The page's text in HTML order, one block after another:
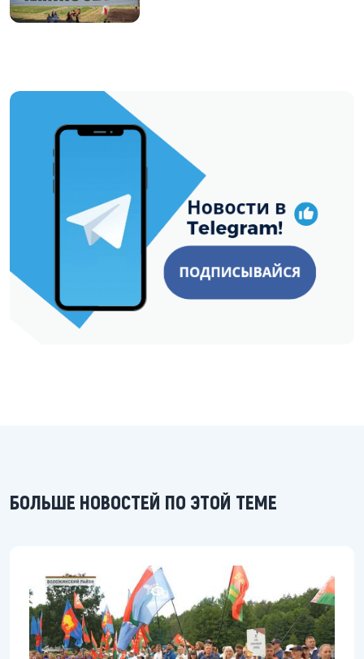
https://t.me/minskctvby
БОЛЬШЕ НОВОСТЕЙ ПО ЭТОЙ ТЕМЕ